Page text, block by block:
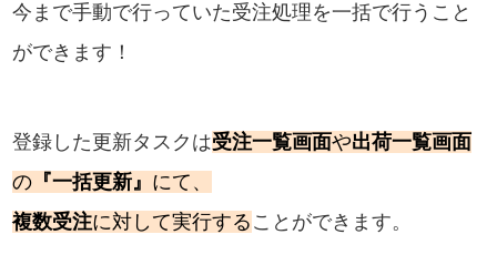
今まで手動で行っていた受注処理を一括で行うこと
ができます！
登録した更新タスクは受注一覧画面や出荷一覧画面
の 『一括更新』 にて、
複数受注に対して実行する ことができます。